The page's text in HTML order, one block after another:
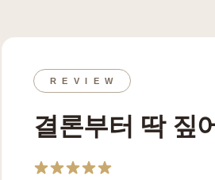
R E V I E W
결론부터 딱 짚